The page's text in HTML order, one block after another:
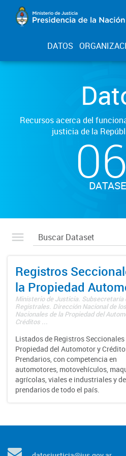
DATOS
Recursos acerca del
justicia de la
Registros
la Propiedad
Ministerio de Justicia. Subsecretaría
Registrales. Dirección Nacional de
Nacionales de la Propiedad del
Créditos ...
Listados de Registros Seccionales
Propiedad del Automotor y
Prendarios, con competencia en
automotores, motovehículos,
agrícolas, viales e industriales y
prendarios de todo el país.